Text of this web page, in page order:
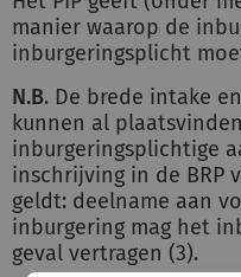
manier waarop de
inburgeringsplicht
N.B. De brede intake
kunnen al
inburgeringsplichtige
inschrijving in de BRP
geldt: deelname aan
inburgering mag het
geval vertragen (3).